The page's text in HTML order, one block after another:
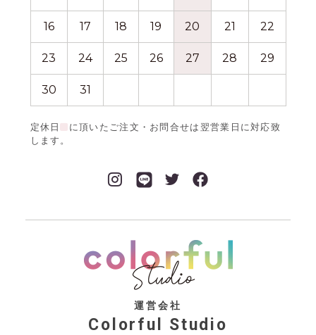
16 17 18 19 20 21 22
23 24 25 26 27 28 29
30 31
定休日
に頂いたご注文・お問合せは翌営業日に対応致
します。
運営会社
Colorful Studio